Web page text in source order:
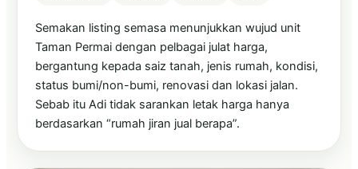
Semakan listing semasa menunjukkan wujud unit
Taman Permai dengan pelbagai julat harga,
bergantung kepada saiz tanah, jenis rumah, kondisi,
status bumi/non-bumi, renovasi dan lokasi jalan.
Sebab itu Adi tidak sarankan letak harga hanya
berdasarkan “rumah jiran jual berapa”.